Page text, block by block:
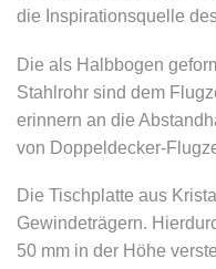
die Inspirationsquelle
Die als Halbbogen
Stahlrohr sind dem
erinnern an die
von Doppeldecker-
Die Tischplatte aus
Gewindeträgern.
50 mm in der Höhe